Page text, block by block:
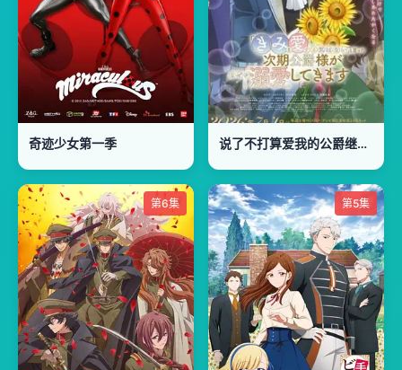
奇迹少女第一季 说了不打算爱我的公爵继承人，不知为何对我宠爱有加
第6集 第5集